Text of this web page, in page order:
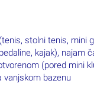
stolni tenis, mini
kajak), najam
(pored mini
vanjskom bazenu